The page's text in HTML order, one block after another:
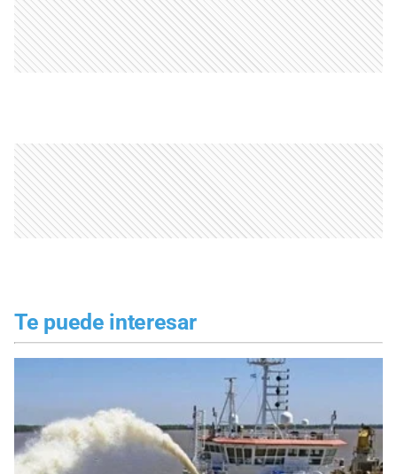
Te puede interesar